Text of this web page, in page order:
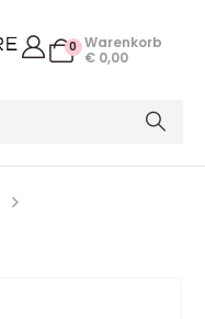
0 Warenkorb
€ 0,00